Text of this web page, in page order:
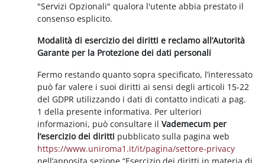
"Servizi Opzionali" qualora l'utente abbia prestato il
consenso esplicito.
Modalità di esercizio dei diritti e reclamo all’Autorità
Garante per la Protezione dei dati personali
Fermo restando quanto sopra specificato, l’interessato
può far valere i suoi diritti ai sensi degli articoli 15-22
del GDPR utilizzando i dati di contatto indicati a pag.
1 della presente informativa. Per ulteriori
informazioni, può consultare ilVademecum per
l’esercizio dei diritti pubblicato sulla pagina web
https://www.uniroma1.it/it/pagina/settore-privacy